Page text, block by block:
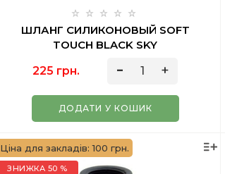
ШЛАНГ СИЛИКОНОВЫЙ SOFT
TOUCH BLACK SKY
225 грн.
ДОДАТИ У КОШИК
Ціна для закладів: 100 грн.
ЗНИЖКА 50 %